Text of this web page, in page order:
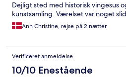
Dejligt sted med historisk vingesus
kunstsamling. Værelset var noget
Ann Christine, rejse på 2 nætter
Verificeret anmeldelse
10/10 Enestående